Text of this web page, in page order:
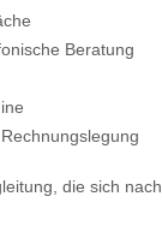
Beratung
die sich nach